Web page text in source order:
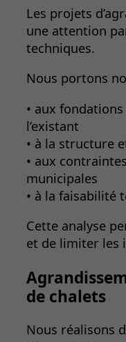
Les projets
une attention
techniques.
Nous portons
• aux
l’existant
• à la structure
• aux
municipales
• à la faisabilité
Cette analyse
et de limiter les
de chalets
Nous réalisons